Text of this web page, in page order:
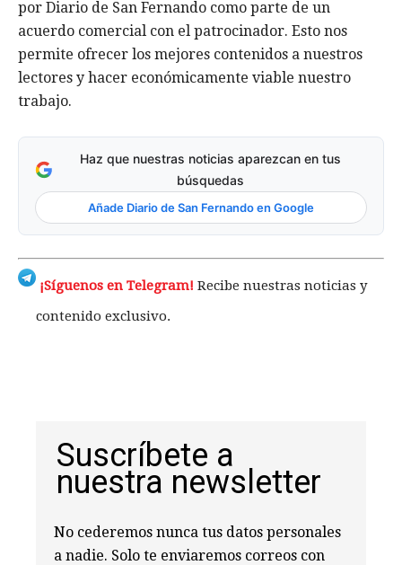
por Diario de San Fernando como parte de un
acuerdo comercial con el patrocinador. Esto nos
permite ofrecer los mejores contenidos a nuestros
lectores y hacer económicamente viable nuestro
trabajo.
Haz que nuestras noticias aparezcan en tus
búsquedas
Añade Diario de San Fernando en Google
¡Síguenos en Telegram! Recibe nuestras noticias y
contenido exclusivo.
Suscríbete a
nuestra newsletter
No cederemos nunca tus datos personales
a nadie. Solo te enviaremos correos con